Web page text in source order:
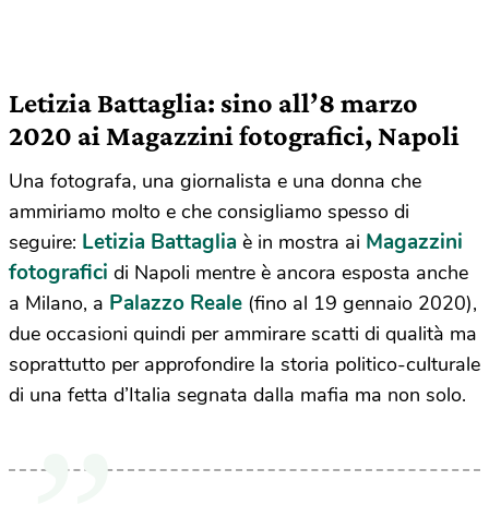
Letizia Battaglia: sino all’8 marzo
2020 ai Magazzini fotografici, Napoli
Una fotografa, una giornalista e una donna che
ammiriamo molto e che consigliamo spesso di
seguire: Letizia Battaglia è in mostra ai Magazzini
fotografici di Napoli mentre è ancora esposta anche
a Milano, a Palazzo Reale (fino al 19 gennaio 2020),
due occasioni quindi per ammirare scatti di qualità ma
soprattutto per approfondire la storia politico-culturale
di una fetta d’Italia segnata dalla mafia ma non solo.